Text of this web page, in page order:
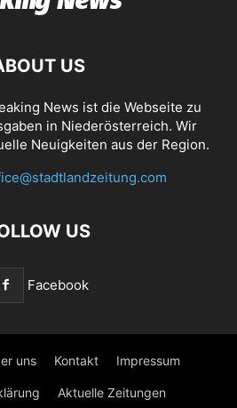
US
News ist die Webseite zu
in Niederösterreich. Wir
Neuigkeiten aus der Region.
US
Facebook
uns Kontakt Impressum
Aktuelle Zeitungen